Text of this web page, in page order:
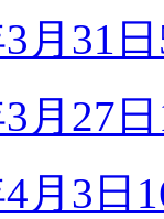
3月31
月27
4月3日